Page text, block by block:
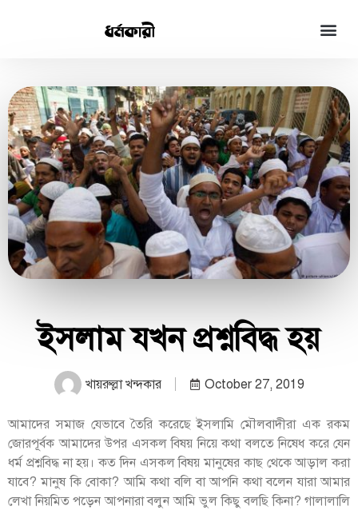
ইসলাম যখন প্রশ্নবিদ্ধ হয়
খায়রুল্লা খন্দকার October 27, 2019
আমাদের সমাজ যেভাবে তৈরি করেছে ইসলামি মৌলবাদীরা এক রকম
জোরপূর্বক আমাদের উপর এসকল বিষয় নিয়ে কথা বলতে নিষেধ করে যেন
ধর্ম প্রশ্নবিদ্ধ না হয়। কত দিন এসকল বিষয় মানুষের কাছ থেকে আড়াল করা
যাবে? মানুষ কি বোকা? আমি কথা বলি বা আপনি কথা বলেন যারা আমার
লেখা নিয়মিত পড়েন আপনারা বলুন আমি ভুল কিছু বলছি কিনা? গালালালি